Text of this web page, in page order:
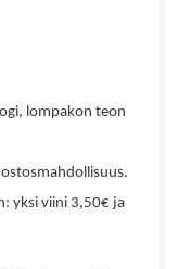
lompakon teon
yksi viini 3,50€ ja